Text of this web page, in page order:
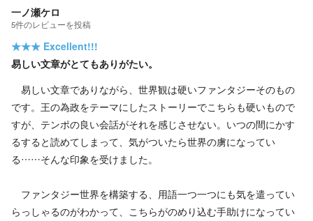
一ノ瀬ケロ
5件のレビューを投稿
★★★ Excellent!!!
易しい文章がとてもありがたい。
易しい文章でありながら、世界観は硬いファンタジーそのもの
です。王の為政をテーマにしたストーリーでこちらも硬いもので
すが、テンポの良い会話がそれを感じさせない。いつの間にかす
るすると読めてしまって、気がついたら世界の虜になってい
る……そんな印象を受けました。
ファンタジー世界を構築する、用語一つ一つにも気を遣ってい
らっしゃるのがわかって、こちらがのめり込む手助けになってい